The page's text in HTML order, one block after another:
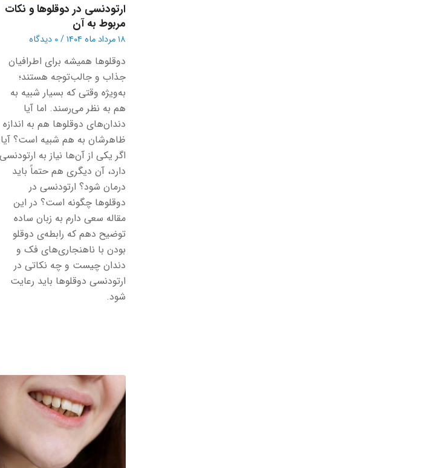
ارتودنسی در دوقلوها و نکات
مربوط به آن
۱۸ مرداد ماه ۱۴۰۴ /۰ دیدگاه
دوقلوها همیشه برای اطرافیان
جذاب و جالب‌توجه هستند؛
به‌ویژه وقتی که بسیار شبیه به
هم به نظر می‌رسند. اما آیا
دندان‌های دوقلوها هم به اندازه
ظاهرشان به هم شبیه است؟ آیا
اگر یکی از آن‌ها نیاز به ارتودنسی
دارد، آن دیگری هم حتماً باید
درمان شود؟ ارتودنسی در
دوقلوها چگونه است؟ در این
مقاله سعی دارم به زبان ساده
توضیح دهم که رابطه‌ی دوقلو
بودن با ناهنجاری‌های فک و
دندان چیست و چه نکاتی در
ارتودنسی دوقلوها باید رعایت
شود.